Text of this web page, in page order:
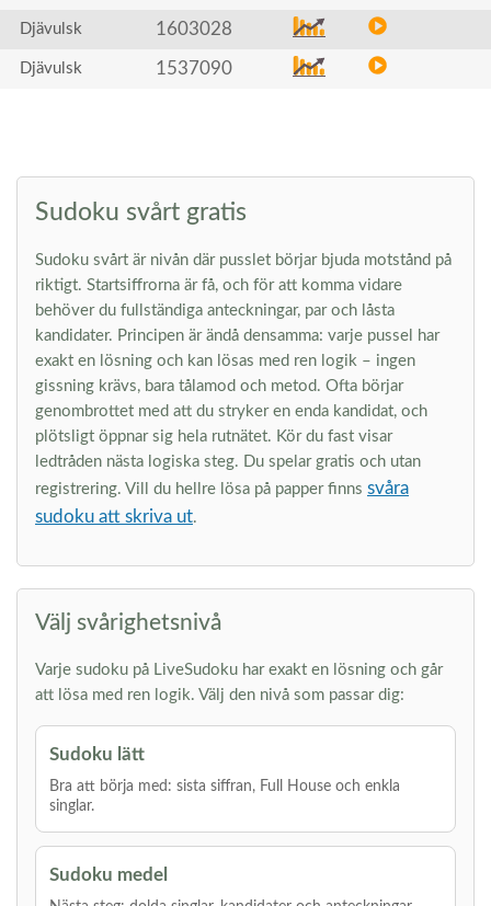
Djävulsk 1603028
Djävulsk 1537090
Sudoku svårt gratis
Sudoku svårt är nivån där pusslet börjar bjuda motstånd på
riktigt. Startsiffrorna är få, och för att komma vidare
behöver du fullständiga anteckningar, par och låsta
kandidater. Principen är ändå densamma: varje pussel har
exakt en lösning och kan lösas med ren logik – ingen
gissning krävs, bara tålamod och metod. Ofta börjar
genombrottet med att du stryker en enda kandidat, och
plötsligt öppnar sig hela rutnätet. Kör du fast visar
ledtråden nästa logiska steg. Du spelar gratis och utan
registrering. Vill du hellre lösa på papper finns svåra
sudoku att skriva ut.
Välj svårighetsnivå
Varje sudoku på LiveSudoku har exakt en lösning och går
att lösa med ren logik. Välj den nivå som passar dig:
Sudoku lätt
Bra att börja med: sista siffran, Full House och enkla
singlar.
Sudoku medel